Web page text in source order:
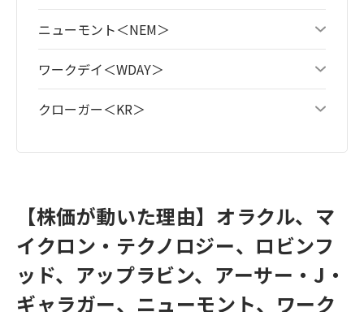
ニューモント＜NEM＞
ワークデイ＜WDAY＞
クローガー＜KR＞
【株価が動いた理由】オラクル、マ
イクロン・テクノロジー、ロビンフ
ッド、アップラビン、アーサー・J・
ギャラガー、ニューモント、ワーク